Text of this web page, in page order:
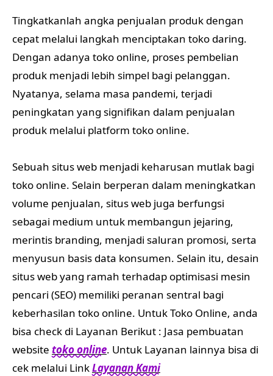
Tingkatkanlah angka penjualan produk dengan
cepat melalui langkah menciptakan toko daring.
Dengan adanya toko online, proses pembelian
produk menjadi lebih simpel bagi pelanggan.
Nyatanya, selama masa pandemi, terjadi
peningkatan yang signifikan dalam penjualan
produk melalui platform toko online.
Sebuah situs web menjadi keharusan mutlak bagi
toko online. Selain berperan dalam meningkatkan
volume penjualan, situs web juga berfungsi
sebagai medium untuk membangun jejaring,
merintis branding, menjadi saluran promosi, serta
menyusun basis data konsumen. Selain itu, desain
situs web yang ramah terhadap optimisasi mesin
pencari (SEO) memiliki peranan sentral bagi
keberhasilan toko online. Untuk Toko Online, anda
bisa check di Layanan Berikut : Jasa pembuatan
website toko online. Untuk Layanan lainnya bisa di
cek melalui LinkLayanan Kami